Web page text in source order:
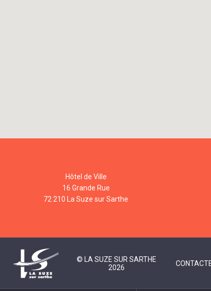
Hôtel de Ville
16 Grande Rue
72 210 La Suze sur Sarthe
© LA SUZE SUR SARTHE
2026